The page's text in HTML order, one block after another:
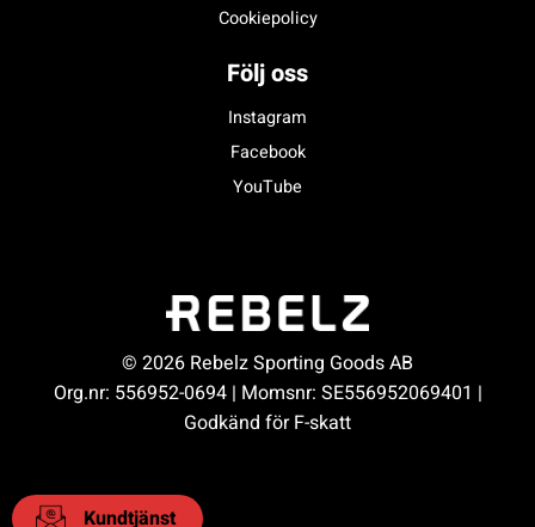
Cookiepolicy
Följ oss
Instagram
Facebook
YouTube
© 2026 Rebelz Sporting Goods AB
Org.nr: 556952-0694 | Momsnr: SE556952069401 |
Godkänd för F-skatt
Kundtjänst